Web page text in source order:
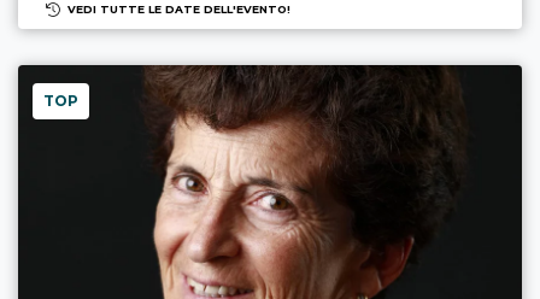
VEDI TUTTE LE DATE DELL'EVENTO!
TOP